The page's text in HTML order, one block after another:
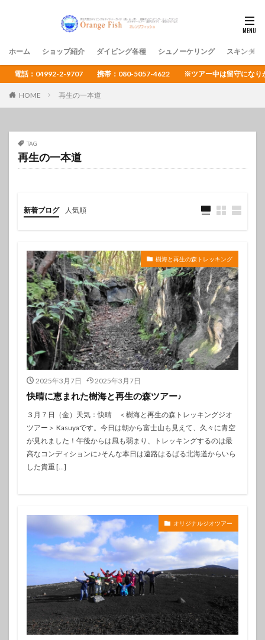
ホーム ショップ紹介 ダイビング各種 シュノーケリング スキンダイ
電話：04992-2-9707 携帯：080-5057-4622 ※ツアー中は留守になりがち
HOME 再生の一本道
TAG
再生の一本道
新着ブログ 人気順
樹海と再生の森トレッキング
2025年3月7日 2025年3月7日
快晴に恵まれた樹海と再生の森ツアー♪
３月７日（金）天気：快晴 ＜樹海と再生の森トレッキングジオ
ツアー＞ Kasuyaです。今日は朝から富士山も見えて、久々に青空
が見れました！午後からは風も弱まり、トレッキングするのは最
高なコンディションに♪そんな本日は遠路はるばる北海道からいら
した貴重 […]
オリジナルジオツアー